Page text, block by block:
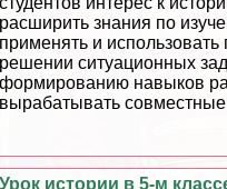
расширить знания по
применять и
решении ситуационных
формированию навыков
выpaбатывать
Урок истории в 5-м